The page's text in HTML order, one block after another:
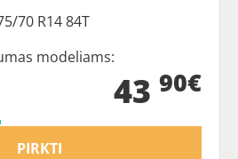
70 R14 84T
modeliams:
43 90€
PIRKTI